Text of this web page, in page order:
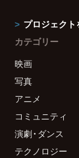
プロジェクト
カテゴリー
映画
写真
アニメ
コミュニティ
演劇・ダンス
テクノロジー